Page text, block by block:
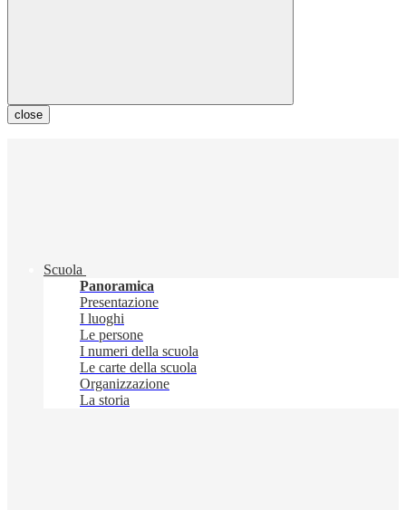
close
Scuola
Panoramica
Presentazione
I luoghi
Le persone
I numeri della scuola
Le carte della scuola
Organizzazione
La storia